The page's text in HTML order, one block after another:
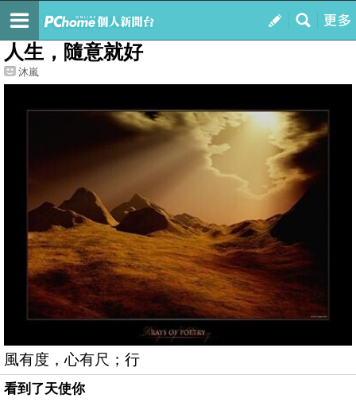
我的
最新文章
人生，隨意就好
沐嵐
風有度，心有尺；行
看到了天使你